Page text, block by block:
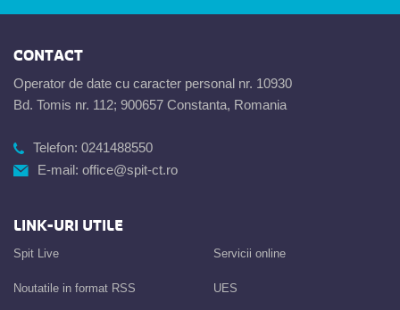
CONTACT
Operator de date cu caracter personal nr. 10930
Bd. Tomis nr. 112; 900657 Constanta, Romania
Telefon: 0241488550
E-mail: office@spit-ct.ro
LINK-URI UTILE
Spit Live
Noutatile in format RSS
Servicii online
UES